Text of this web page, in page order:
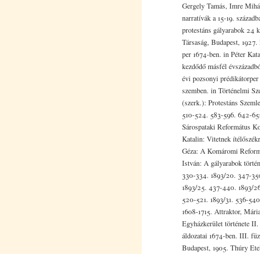
Gergely Tamás, Imre
narratívák a 15-19.
protestáns gályarabok 24
Társaság, Budapest,
per 1674-ben. in Péter
kezdődő másfél
évi pozsonyi
szemben. in Történelmi
(szerk.): Protestáns
510-524. 583-596. 642-
Sárospataki Református
Katalin: Vitetnek
Géza: A Komáromi
István: A gályarabok
330-334. 1893/20. 347-
1893/25. 437-440. 1893/
520-521. 1893/31. 536-
1608-1715. Attraktor,
Egyházkerület története
áldozatai 1674-ben. III.
Budapest, 1905. Thúry